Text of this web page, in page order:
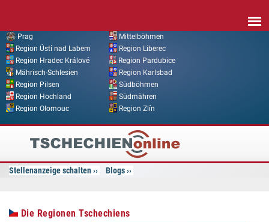
Prag
Mittelböhmen
Region Ústí nad Labem
Region Liberec
Region Hradec Králové
Region Pardubice
Mährisch-Schlesien
Region Karlsbad
Region Pilsen
Südböhmen
Region Hochland
Südmähren
Region Olomouc
Region Zlín
Tschechien
Online
Stellenanzeige schalten Blogs
Die Regionen Tschechiens